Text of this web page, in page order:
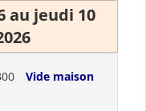
au jeudi 10
Vide maison